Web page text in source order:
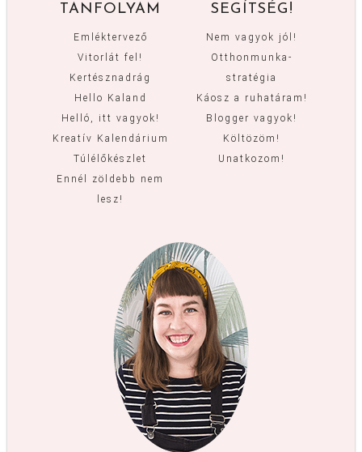
TANFOLYAM
Emléktervező
Vitorlát fel!
Kertésznadrág
Hello Kaland
Helló, itt vagyok!
Kreatív Kalendárium
Túlélőkészlet
Ennél zöldebb nem
lesz!
SEGÍTSÉG!
Nem vagyok jól!
Otthonmunka-
stratégia
Káosz a ruhatáram!
Blogger vagyok!
Költözöm!
Unatkozom!